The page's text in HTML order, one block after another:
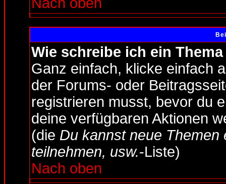
Wie schreibe ich ein
Ganz einfach, klicke einfach
der Forums- oder
registrieren musst, bevor du
deine verfügbaren Aktionen
(die Du kannst neue
teilnehmen, usw.-Liste)
Nach oben